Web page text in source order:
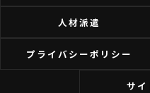
人材派遣
プライバシーポリシー
サイ